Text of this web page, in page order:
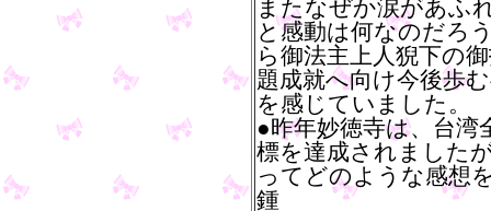
またなぜか涙があふ
と感動は何なのだろ
ら御法主上人猊下の
題成就へ向け今後歩
を感じていました。
●昨年妙徳寺は、台湾
標を達成されました
ってどのような感想
鍾